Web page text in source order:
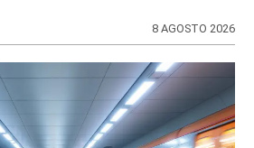
8 AGOSTO 2026